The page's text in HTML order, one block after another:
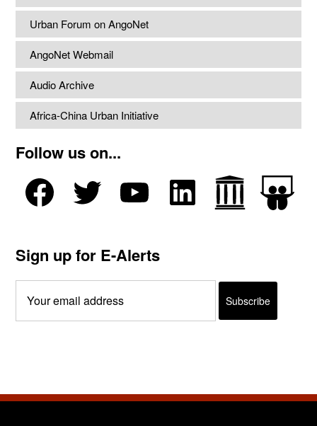
Urban Forum on AngoNet
AngoNet Webmail
Audio Archive
Africa-China Urban Initiative
Follow us on...
Sign up for E-Alerts